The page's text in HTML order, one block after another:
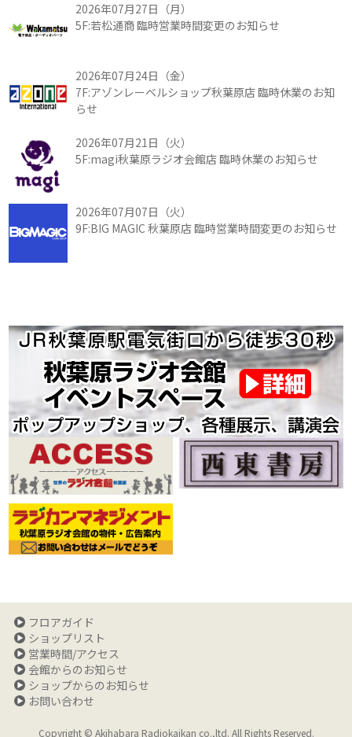
2026年07月27日（月）
5F:若松通商 臨時営業時間変更のお知らせ
2026年07月24日（金）
7F:アゾンレーベルショップ秋葉原店 臨時休業のお知
らせ
2026年07月21日（火）
5F:magi秋葉原ラジオ会館店 臨時休業のお知らせ
2026年07月07日（火）
9F:BIG MAGIC 秋葉原店 臨時営業時間変更のお知らせ
フロアガイド
ショップリスト
営業時間/アクセス
会館からのお知らせ
ショップからのお知らせ
お問い合わせ
Copyright © Akihabara Radiokaikan co.,ltd. All Rights Reserved.